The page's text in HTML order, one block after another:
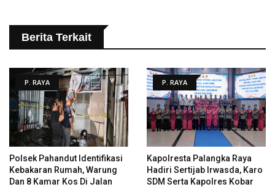
Berita Terkait
P. RAYA
Polsek Pahandut Identifikasi
Kebakaran Rumah, Warung
Dan 8 Kamar Kos Di Jalan
P. RAYA
Kapolresta Palangka Raya
Hadiri Sertijab Irwasda, Karo
SDM Serta Kapolres Kobar